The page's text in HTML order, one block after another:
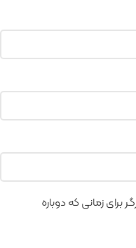
زمانی که دوباره